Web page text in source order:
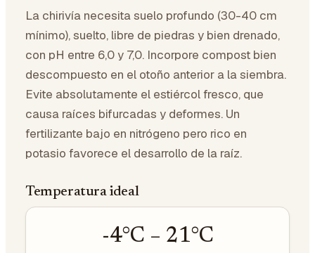
La chirivía necesita suelo profundo (30-40 cm
mínimo), suelto, libre de piedras y bien drenado,
con pH entre 6,0 y 7,0. Incorpore compost bien
descompuesto en el otoño anterior a la siembra.
Evite absolutamente el estiércol fresco, que
causa raíces bifurcadas y deformes. Un
fertilizante bajo en nitrógeno pero rico en
potasio favorece el desarrollo de la raíz.
Temperatura ideal
-4°C – 21°C